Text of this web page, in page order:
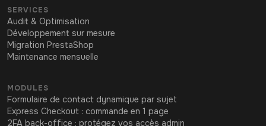
SERVICES
Audit & Optimisation
Développement sur mesure
Migration PrestaShop
Maintenance mensuelle
MODULES
Formulaire de contact dynamique par sujet
Express Checkout : commande en 1 page
2FA back-office : protégez vos accès admin